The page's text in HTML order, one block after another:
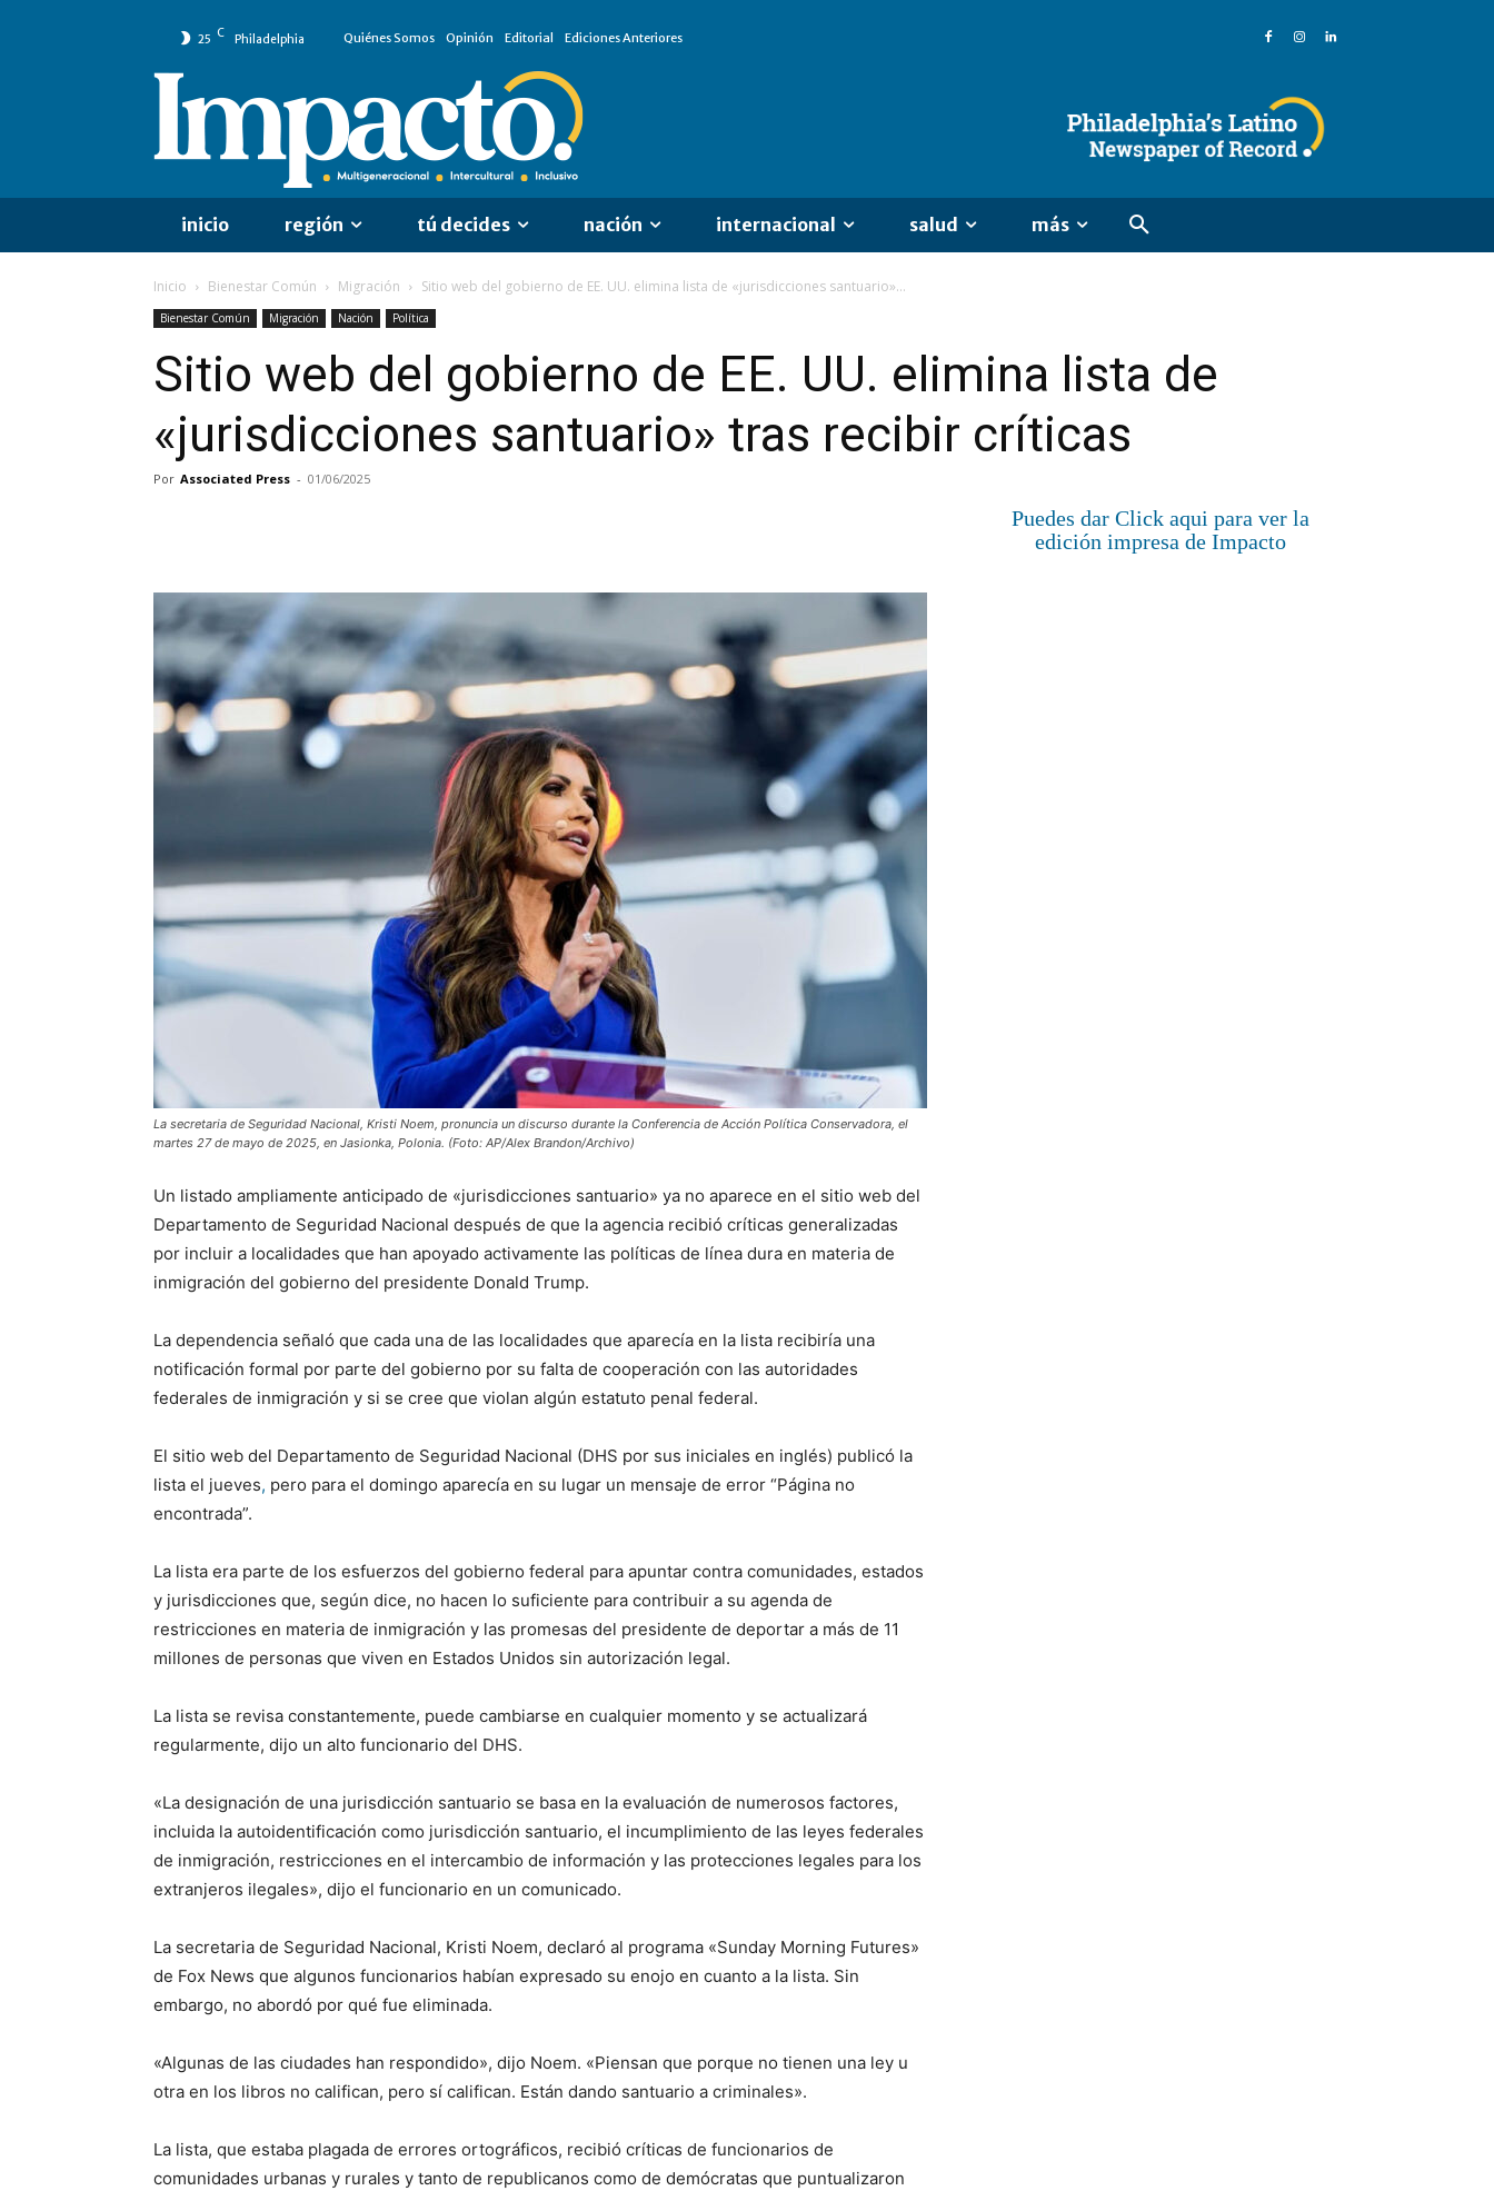
25 C Philadelphia Quiénes Somos Opinión Editorial Ediciones Anteriores
inicio región tú decides nación internacional salud más
Inicio Bienestar Común Migración Sitio web del gobierno de EE. UU. elimina lista de «jurisdicciones santuario»...
Bienestar Común Migración Nación Política
Sitio web del gobierno de EE. UU. elimina lista de
«jurisdicciones santuario» tras recibir críticas
Por Associated Press - 01/06/2025
La secretaria de Seguridad Nacional, Kristi Noem, pronuncia un discurso durante la Conferencia de Acción Política Conservadora, el
martes 27 de mayo de 2025, en Jasionka, Polonia. (Foto: AP/Alex Brandon/Archivo)
Un listado ampliamente anticipado de «jurisdicciones santuario» ya no aparece en el sitio web del
Departamento de Seguridad Nacional después de que la agencia recibió críticas generalizadas
por incluir a localidades que han apoyado activamente las políticas de línea dura en materia de
inmigración del gobierno del presidente Donald Trump.
La dependencia señaló que cada una de las localidades que aparecía en la lista recibiría una
notificación formal por parte del gobierno por su falta de cooperación con las autoridades
federales de inmigración y si se cree que violan algún estatuto penal federal.
El sitio web del Departamento de Seguridad Nacional (DHS por sus iniciales en inglés) publicó la
lista el jueves, pero para el domingo aparecía en su lugar un mensaje de error “Página no
encontrada”.
La lista era parte de los esfuerzos del gobierno federal para apuntar contra comunidades, estados
y jurisdicciones que, según dice, no hacen lo suficiente para contribuir a su agenda de
restricciones en materia de inmigración y las promesas del presidente de deportar a más de 11
millones de personas que viven en Estados Unidos sin autorización legal.
La lista se revisa constantemente, puede cambiarse en cualquier momento y se actualizará
regularmente, dijo un alto funcionario del DHS.
«La designación de una jurisdicción santuario se basa en la evaluación de numerosos factores,
incluida la autoidentificación como jurisdicción santuario, el incumplimiento de las leyes federales
de inmigración, restricciones en el intercambio de información y las protecciones legales para los
extranjeros ilegales», dijo el funcionario en un comunicado.
La secretaria de Seguridad Nacional, Kristi Noem, declaró al programa «Sunday Morning Futures»
de Fox News que algunos funcionarios habían expresado su enojo en cuanto a la lista. Sin
embargo, no abordó por qué fue eliminada.
«Algunas de las ciudades han respondido», dijo Noem. «Piensan que porque no tienen una ley u
otra en los libros no califican, pero sí califican. Están dando santuario a criminales».
La lista, que estaba plagada de errores ortográficos, recibió críticas de funcionarios de
comunidades urbanas y rurales y tanto de republicanos como de demócratas que puntualizaron
Puedes dar Click aqui para ver la
edición impresa de Impacto